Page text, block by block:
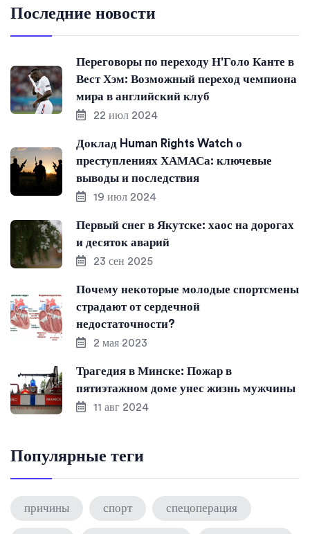
Последние новости
Переговоры по переходу Н'Голо Канте в
Вест Хэм: Возможный переход чемпиона
мира в английский клуб
22 июл 2024
Доклад Human Rights Watch о
преступлениях ХАМАСа: ключевые
выводы и последствия
19 июл 2024
Первый снег в Якутске: хаос на дорогах
и десяток аварий
23 сен 2025
Почему некоторые молодые спортсмены
страдают от сердечной
недостаточности?
2 мая 2023
Трагедия в Минске: Пожар в
пятиэтажном доме унес жизнь мужчины
11 авг 2024
Популярные теги
причины спорт спецоперация